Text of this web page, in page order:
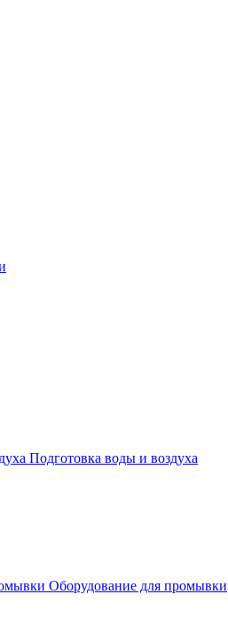
Подготовка воды и воздуха
Оборудование для промывки